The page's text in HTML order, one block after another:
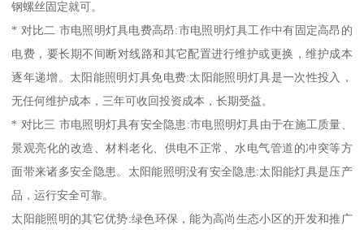
钢螺丝固定就可。
* 对比二 市电照明灯具电费高昂:市电照明灯具工作中有固定高昂的
电费，要长期不间断对线路和其它配置进行维护或更换，维护成本
逐年递增。太阳能照明灯具免电费:太阳能照明灯具是一次性投入，
无任何维护成本，三年可收回投资成本，长期受益。
* 对比三 市电照明灯具有安全隐患:市电照明灯具由于在施工质量、
景观亮化的改造、材料老化、供电不正常、水电气管道的冲突等方
面带来诸多安全隐患。太阳能照明没有安全隐患:太阳能灯具是压产
品，运行安全可靠。
太阳能照明的其它优势:绿色环保，能为高尚生态小区的开发和推广